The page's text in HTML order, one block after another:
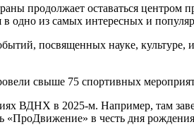
продолжает оставаться
одно из самых интересных и
посвященных науке, культуре,
свыше 75 спортивных
ВДНХ в 2025-м. Например, там
«ПроДвижение» в честь дня